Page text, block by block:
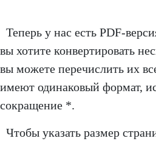
Теперь у нас есть PDF-
вы хотите конвертировать
вы можете перечислить их
имеют одинаковый формат,
сокращение *.
Чтобы указать размер